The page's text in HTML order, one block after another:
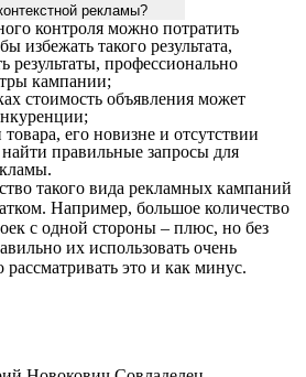
рекламы?
контроля можно потратить
избежать такого результата,
результаты, профессионально
кампании;
стоимость объявления может
его новизне и отсутствии
правильные запросы для
такого вида рекламных кампаний
Например, большое количество
с одной стороны – плюс, но без
их использовать очень
это и как минус.